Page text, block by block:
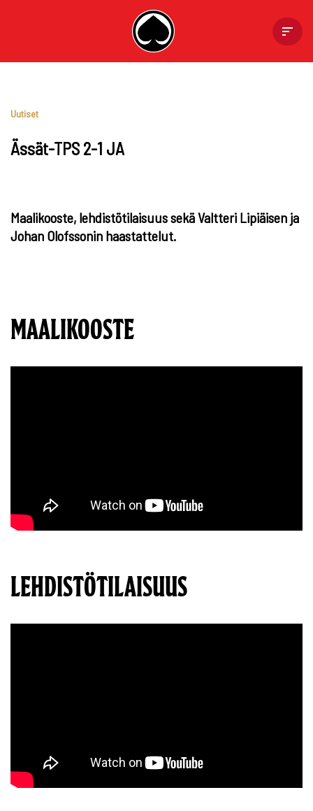
Ässät-TPS 2-1 JA
Uutiset
Maalikooste, lehdistötilaisuus sekä Valtteri Lipiäisen ja
Johan Olofssonin haastattelut.
MAALIKOOSTE
LEHDISTÖTILAISUUS